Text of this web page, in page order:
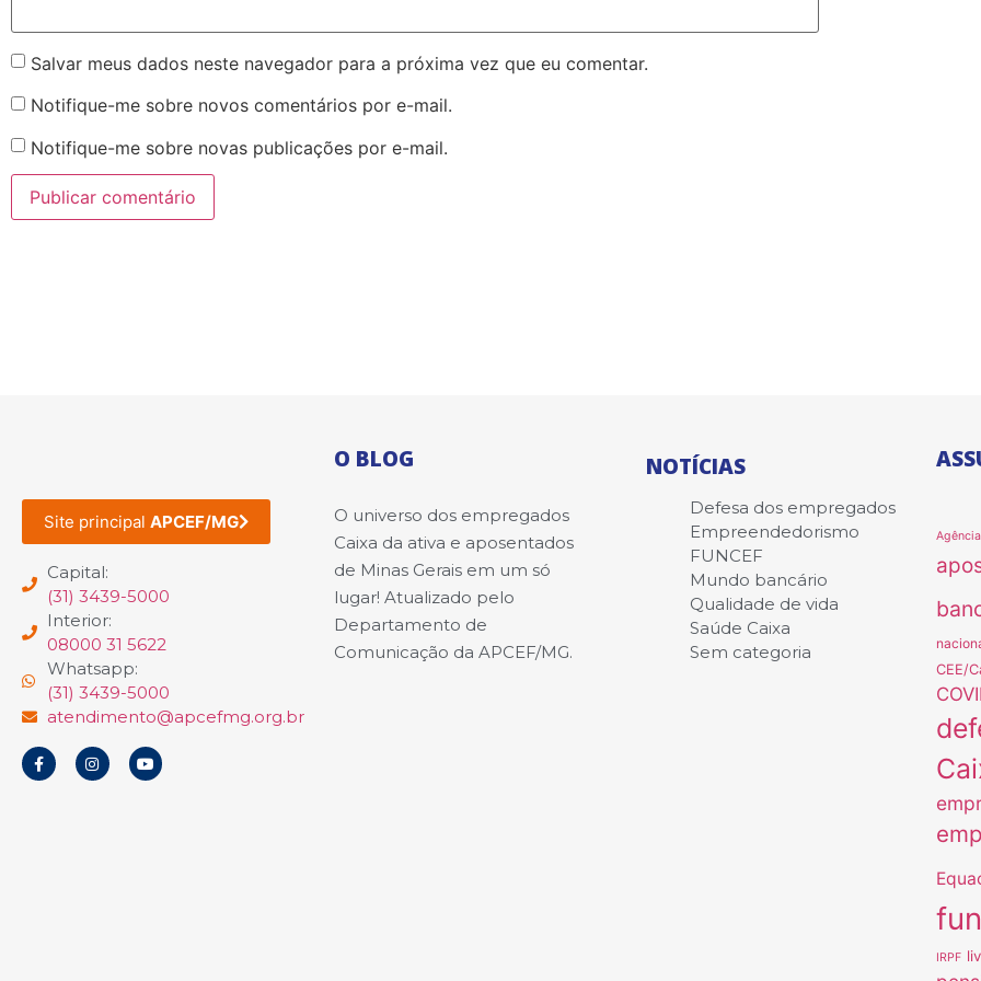
Salvar meus dados neste navegador para a próxima vez que eu comentar.
Notifique-me sobre novos comentários por e-mail.
Notifique-me sobre novas publicações por e-mail.
Site principal APCEF/MG
Capital:
(31) 3439-5000
Interior:
08000 31 5622
Whatsapp:
(31) 3439-5000
atendimento@apcefmg.org.br
O BLOG
O universo dos empregados
Caixa da ativa e aposentados
de Minas Gerais em um só
lugar! Atualizado pelo
Departamento de
Comunicação da APCEF/MG.
NOTÍCIAS
Defesa dos empregados
Empreendedorismo
FUNCEF
Mundo bancário
Qualidade de vida
Saúde Caixa
Sem categoria
CEE/
IRPF